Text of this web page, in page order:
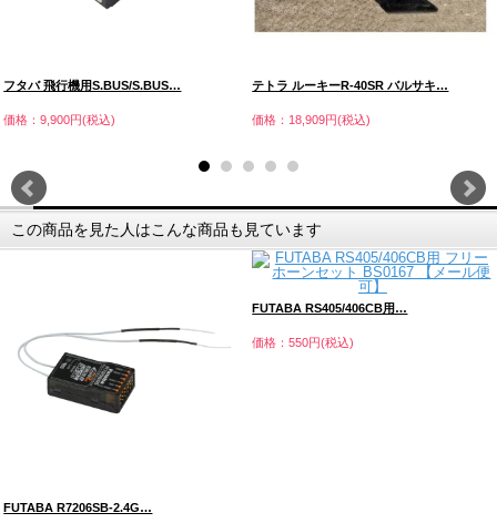
フタバ 飛行機用S.BUS/S.BUS…
価格：9,900円(税込)
テトラ ルーキーR-40SR バルサキ…
価格：18,909円(税込)
この商品を見た人はこんな商品も見ています
FUTABA R7206SB-2.4G…
FUTABA RS405/406CB用…
価格：550円(税込)